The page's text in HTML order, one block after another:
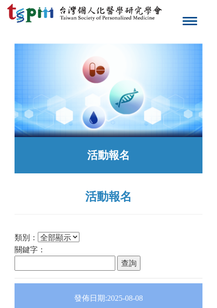
Toggle
活動報名
活動報名
類別：
關鍵字：
發佈日期:2025-08-08